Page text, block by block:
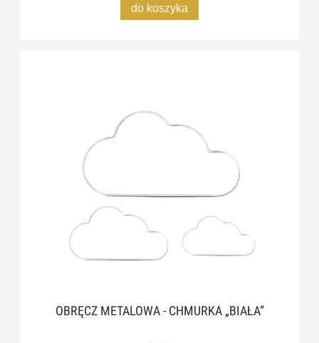
do koszyka
OBRĘCZ METALOWA - CHMURKA „BIAŁA”